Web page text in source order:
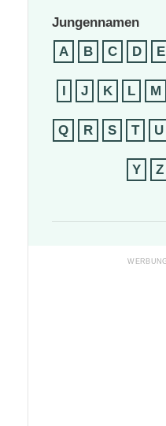
Jungennamen
A
B C D E
I J K L M
Q R S T U
Y Z